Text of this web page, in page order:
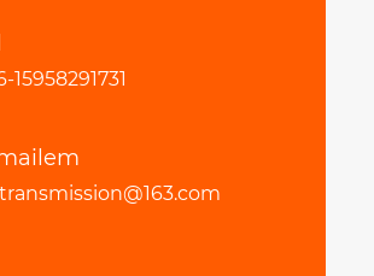
15958291731